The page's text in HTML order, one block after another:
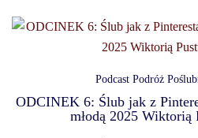
Podcast Podróż
ODCINEK 6: Ślub jak z
młodą 2025 Wiktorią